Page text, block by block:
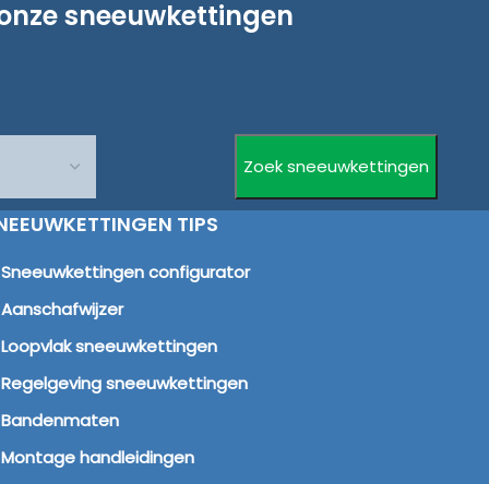
sneeuwkettingen
TIPS
Sneeuwkettingen configurator
Aanschafwijzer
Loopvlak sneeuwkettingen
Regelgeving sneeuwkettingen
Bandenmaten
Montage handleidingen